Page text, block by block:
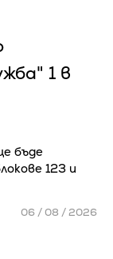
1 в
бъде
123 и
06 / 08 / 2026